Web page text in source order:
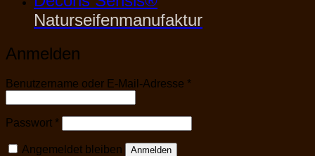
Naturseifenmanufaktur
Anmelden
Benutzername oder E-Mail-Adresse *Erforderlich
Passwort *Erforderlich
Angemeldet bleiben Anmelden